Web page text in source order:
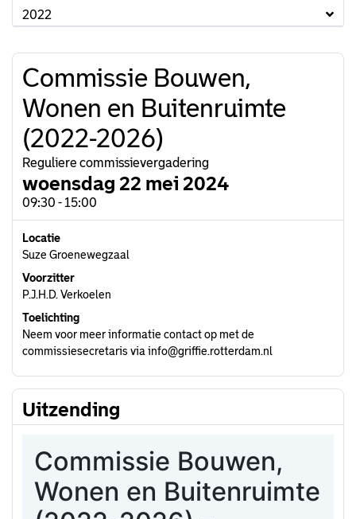
2022
Commissie Bouwen,
Wonen en Buitenruimte
(2022-2026)
Reguliere commissievergadering
woensdag 22 mei 2024
09:30 - 15:00
Locatie
Suze Groenewegzaal
Voorzitter
P.J.H.D. Verkoelen
Toelichting
Neem voor meer informatie contact op met de
commissiesecretaris via info@griffie.rotterdam.nl
Uitzending